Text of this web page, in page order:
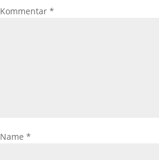
Kommentar *
Name *